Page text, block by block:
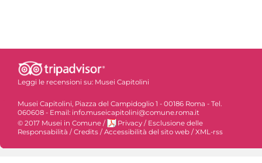
Leggi le recensioni su: Musei Capitolini
Musei Capitolini, Piazza del Campidoglio 1 - 00186 Roma - Tel.
060608 - Email: info.museicapitolini@comune.roma.it
© 2017 Musei in Comune / Privacy / Esclusione delle
Responsabilità / Credits / Accessibilità del sito web / XML-rss